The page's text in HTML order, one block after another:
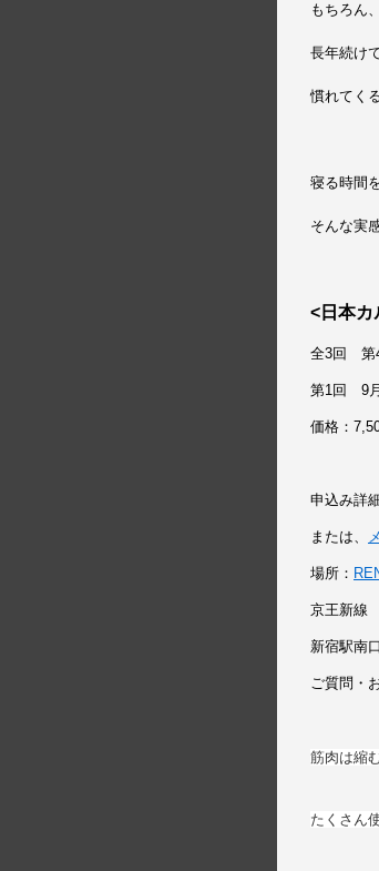
もちろん
長年続け
慣れてく
寝る時間
そんな実
<日本
全3回 第
第1回 9月
価格：
申込み詳
または、
場所：
京王新
新宿駅南
ご質問・
筋肉は縮
たくさん